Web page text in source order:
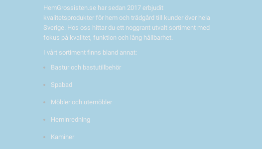
HemGrossisten.se har sedan 2017 erbjudit
kvalitetsprodukter för hem och trädgård till kunder över hela
Sverige. Hos oss hittar du ett noggrant utvalt sortiment med
fokus på kvalitet, funktion och lång hållbarhet.
I vårt sortiment finns bland annat:
Bastur och bastutillbehör
Spabad
Möbler och utemöbler
Heminredning
Kaminer